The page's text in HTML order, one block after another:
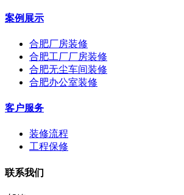
案例展示
合肥厂房装修
合肥工厂厂房装修
合肥无尘车间装修
合肥办公室装修
客户服务
装修流程
工程保修
联系我们